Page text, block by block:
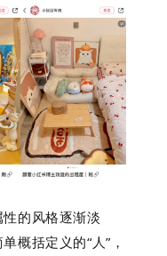
的风格逐渐淡
概括定义的“人”，